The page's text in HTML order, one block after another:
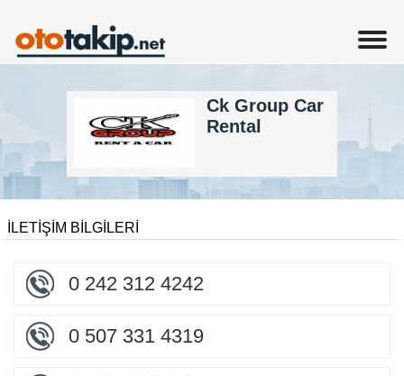
Ck Group Car
Rental
İLETİŞİM BİLGİLERİ
0 242 312 4242
0 507 331 4319